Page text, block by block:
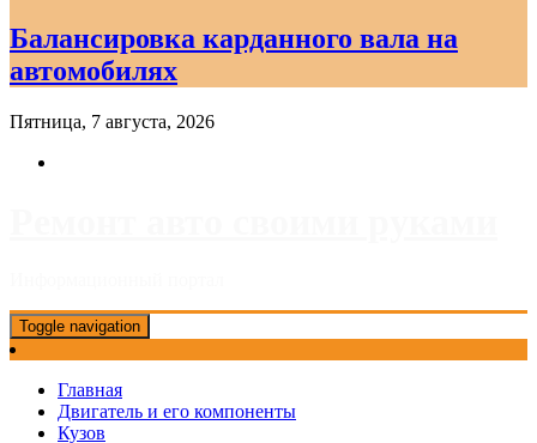
Балансировка карданного вала на
автомобилях
Пятница, 7 августа, 2026
Toggle navigation
Главная
Двигатель и его компоненты
Кузов